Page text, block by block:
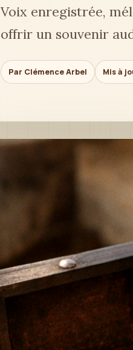
Voix enregistrée,
offrir un souvenir
Par Clémence Arbel Mis à